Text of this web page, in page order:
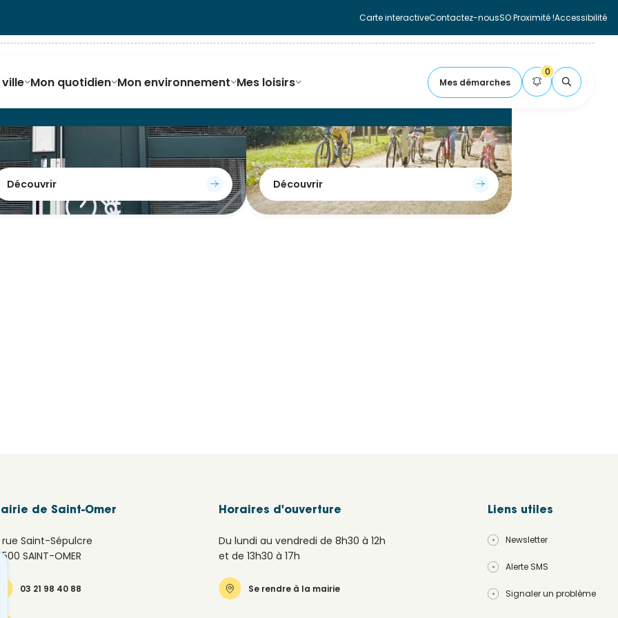
Carte interactiveContactez-nousSO Proximité !Accessibilité
ville Mon quotidien Mon environnement Mes loisirs Mes démarches
0
FLASH
Vélos
Stationner à vélo
Découvrir
Aide à l'achat
Découvrir
Fermer la carte
de Saint-Omer
rue Saint-Sépulcre
SAINT-OMER
03 21 98 40 88
Horaires d'ouverture
Du lundi au vendredi de 8h30 à 12h
et de 13h30 à 17h
Se rendre à la mairie
Liens utiles
Newsletter
Alerte SMS
Signaler un problème